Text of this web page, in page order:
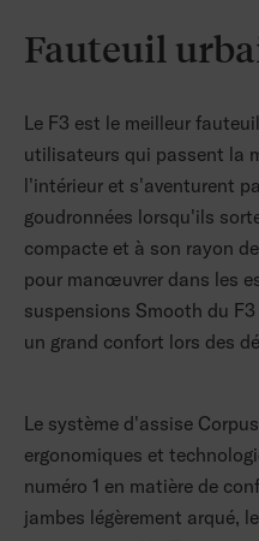
Fauteuil
Le F3 est le meilleur
utilisateurs qui passent la
l'intérieur et s'aventurent
goudronnées lorsqu'ils
compacte et à son rayon
pour manœuvrer dans les
suspensions Smooth du
un grand confort lors des
Le système d'assise Corpus
ergonomiques et
numéro 1 en matière de
jambes légèrement arqué,